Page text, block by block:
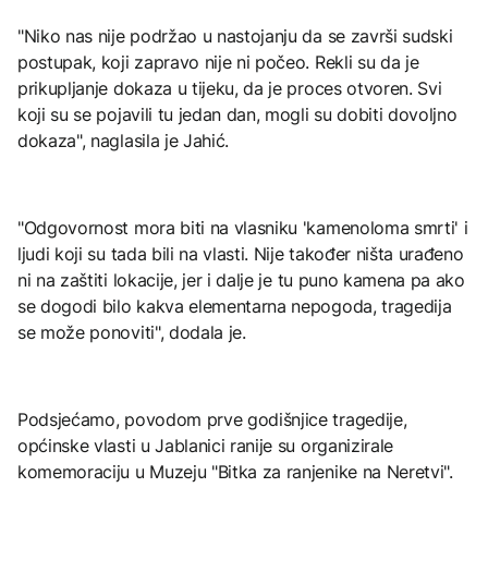
"Niko nas nije podržao u nastojanju da se završi sudski
postupak, koji zapravo nije ni počeo. Rekli su da je
prikupljanje dokaza u tijeku, da je proces otvoren. Svi
koji su se pojavili tu jedan dan, mogli su dobiti dovoljno
dokaza", naglasila je Jahić.
"Odgovornost mora biti na vlasniku 'kamenoloma smrti' i
ljudi koji su tada bili na vlasti. Nije također ništa urađeno
ni na zaštiti lokacije, jer i dalje je tu puno kamena pa ako
se dogodi bilo kakva elementarna nepogoda, tragedija
se može ponoviti", dodala je.
Podsjećamo, povodom prve godišnjice tragedije,
općinske vlasti u Jablanici ranije su organizirale
komemoraciju u Muzeju "Bitka za ranjenike na Neretvi".